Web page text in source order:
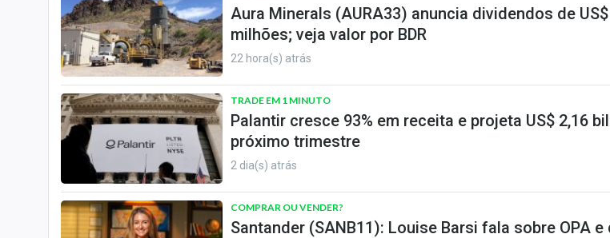
Aura Minerals (AURA33) anuncia dividendos de
milhões; veja valor por BDR
22 hora(s) atrás
TRADE EM 1 MINUTO
Palantir cresce 93% em receita e projeta US$ 2,16
próximo trimestre
2 dia(s) atrás
COMPRAR OU VENDER?
Santander (SANB11): Louise Barsi fala sobre OPA